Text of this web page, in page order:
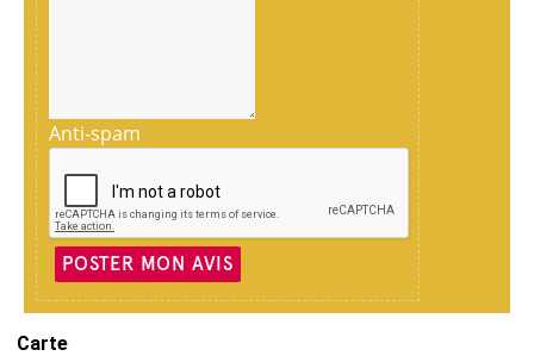
Anti-spam
POSTER MON AVIS
Carte